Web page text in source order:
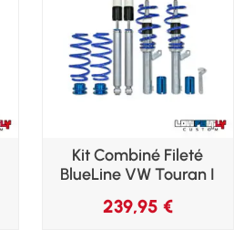
Kit Combiné Fileté
BlueLine VW Touran I
239,95 €